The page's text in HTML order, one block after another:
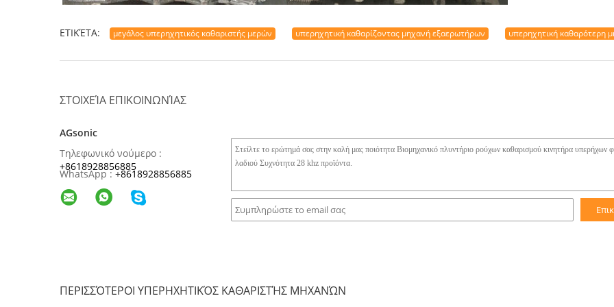
ΕΤΙΚΈΤΑ: μεγάλος υπερηχητικός καθαριστής μερών υπερηχητική καθαρίζοντας μηχανή εξαερωτήρων υπερηχητική καθαρότερη
ΣΤΟΙΧΕΊΑ ΕΠΙΚΟΙΝΩΝΊΑΣ
AGsonic
Τηλεφωνικό νούμερο :
+8618928856885
WhatsApp :+8618928856885
ΠΕΡΙΣΣΌΤΕΡΟΙ ΥΠΕΡΗΧΗΤΙΚΌΣ ΚΑΘΑΡΙΣΤΉΣ ΜΗΧΑΝΏΝ